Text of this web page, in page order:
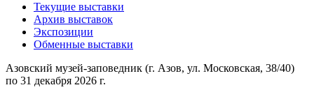
Текущие выставки
Архив выставок
Экспозиции
Обменные выставки
Азовский музей-заповедник (г. Азов, ул. Московская, 38/40)
по 31 декабря 2026 г.